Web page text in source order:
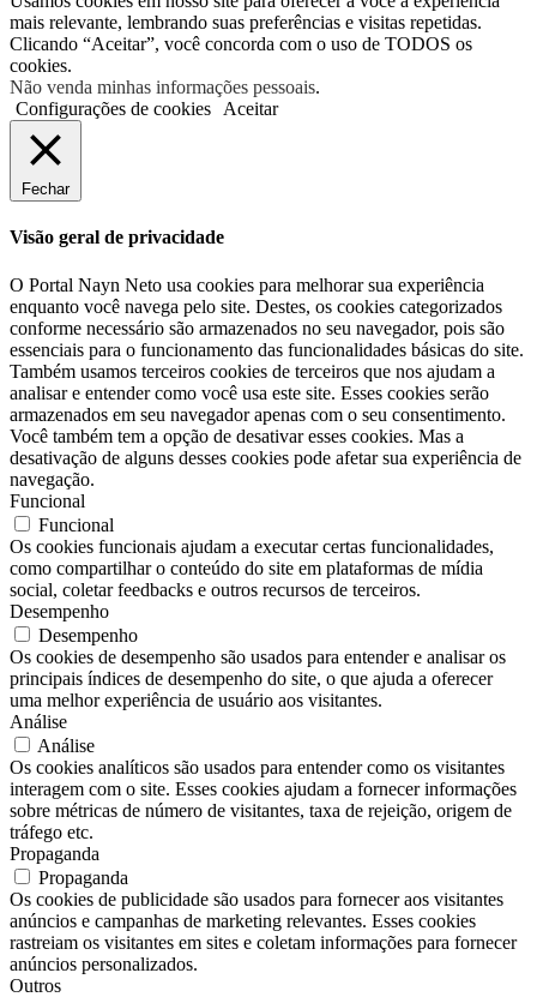
mais relevante, lembrando suas preferências e visitas repetidas.
Clicando “Aceitar”, você concorda com o uso de TODOS os
cookies.
Não venda minhas informações pessoais.
Configurações de cookies
Aceitar
Fechar
Visão geral de privacidade
O Portal Nayn Neto usa cookies para melhorar sua experiência
enquanto você navega pelo site. Destes, os cookies categorizados
conforme necessário são armazenados no seu navegador, pois são
essenciais para o funcionamento das funcionalidades básicas do site.
Também usamos terceiros cookies de terceiros que nos ajudam a
analisar e entender como você usa este site. Esses cookies serão
armazenados em seu navegador apenas com o seu consentimento.
Você também tem a opção de desativar esses cookies. Mas a
desativação de alguns desses cookies pode afetar sua experiência de
navegação.
Funcional
Funcional
Os cookies funcionais ajudam a executar certas funcionalidades,
como compartilhar o conteúdo do site em plataformas de mídia
social, coletar feedbacks e outros recursos de terceiros.
Desempenho
Desempenho
Os cookies de desempenho são usados ​​para entender e analisar os
principais índices de desempenho do site, o que ajuda a oferecer
uma melhor experiência de usuário aos visitantes.
Análise
Análise
Os cookies analíticos são usados ​​para entender como os visitantes
interagem com o site. Esses cookies ajudam a fornecer informações
sobre métricas de número de visitantes, taxa de rejeição, origem de
tráfego etc.
Propaganda
Propaganda
Os cookies de publicidade são usados ​​para fornecer aos visitantes
anúncios e campanhas de marketing relevantes. Esses cookies
rastreiam os visitantes em sites e coletam informações para fornecer
anúncios personalizados.
Outros